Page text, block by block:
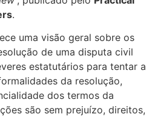
.
uma visão geral sobre os
de uma disputa civil
estatutários para tentar a
da resolução,
dos termos da
são sem prejuízo, direitos,